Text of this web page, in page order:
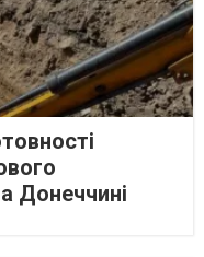
Донеччині